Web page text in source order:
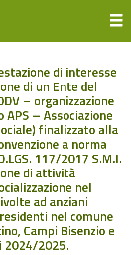
di interesse
di un Ente del
– organizzazione
– Associazione
finalizzato alla
a norma
117/2017 S.M.I.
di attività
nel
ad anziani
nel comune
Campi Bisenzio e
2024/2025.